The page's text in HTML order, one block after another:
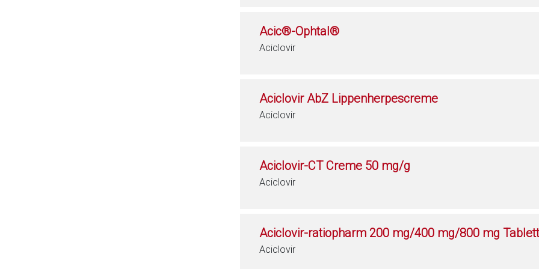
Acic®-Ophtal®
Aciclovir
Aciclovir AbZ Lippenherpescreme
Aciclovir
Aciclovir-CT Creme 50 mg/g
Aciclovir
Aciclovir-ratiopharm 200 mg/400 mg/800 mg
Aciclovir